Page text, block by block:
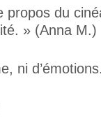
du
» (Anna M.)
ni